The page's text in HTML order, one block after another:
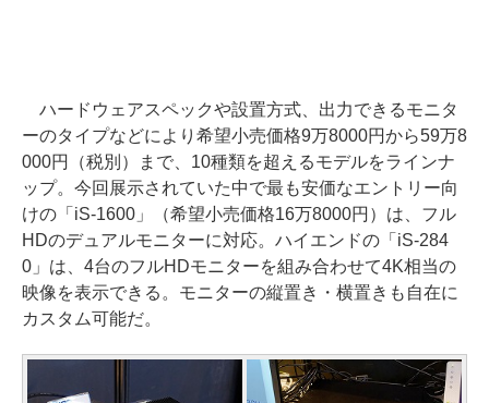
ハードウェアスペックや設置方式、出力できるモニタ
ーのタイプなどにより希望小売価格9万8000円から59万8
000円（税別）まで、10種類を超えるモデルをラインナ
ップ。今回展示されていた中で最も安価なエントリー向
けの「iS-1600」（希望小売価格16万8000円）は、フル
HDのデュアルモニターに対応。ハイエンドの「iS-284
0」は、4台のフルHDモニターを組み合わせて4K相当の
映像を表示できる。モニターの縦置き・横置きも自在に
カスタム可能だ。